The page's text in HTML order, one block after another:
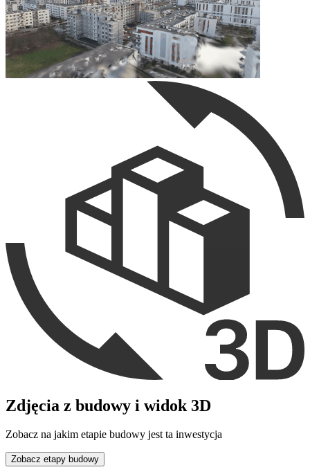
Zdjęcia z budowy i widok 3D
Zobacz na jakim etapie budowy jest ta inwestycja
Zobacz etapy budowy